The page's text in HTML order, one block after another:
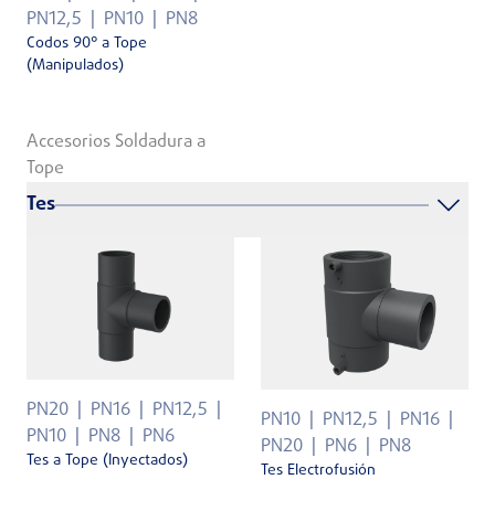
PN12,5
PN10 PN8
Codos 90° a Tope
(Manipulados)
Accesorios Soldadura a
Tope
Tes
PN20 PN16
PN12,5
PN10
PN8 PN6
Tes a Tope (Inyectados)
PN10 PN12,5
PN16
PN20
PN6 PN8
Tes Electrofusión